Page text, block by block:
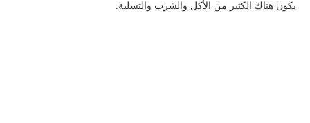
يكون هناك الكثير من الأكل والشرب والتسلية.